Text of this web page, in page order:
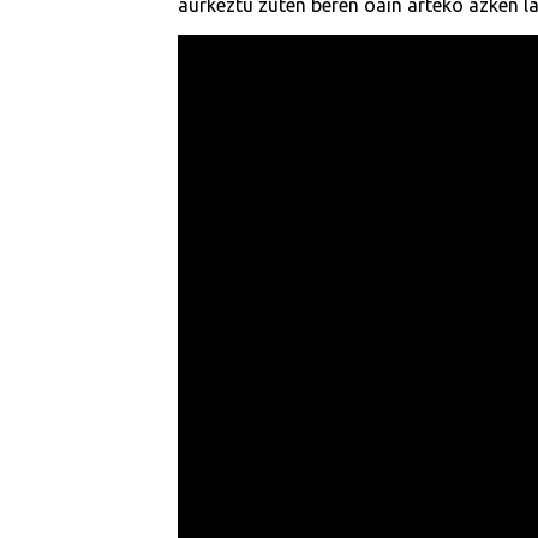
aurkeztu zuten beren oain arteko azken